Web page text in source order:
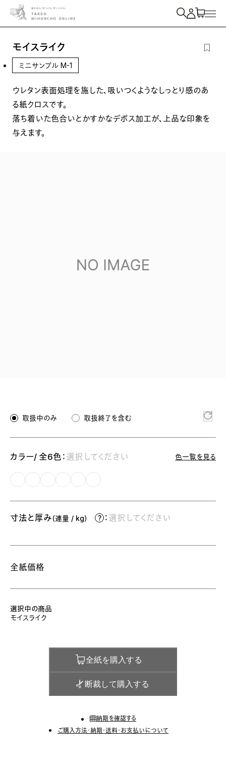
紙を検索
モイスライク
ミニサンプル M-1
ウレタン表面処理を施した、吸いつくようなしっとり感のあ
る紙クロスです。
落ち着いた色合いとかすかなデボス加工が、上品な印象を
与えます。
取扱中のみ 取扱終了を含む
カラー/ 全6色： 選択してください 色一覧を見る
寸法と厚み（連量 / kg） ： 選択してください
全紙価格
選択中の商品
モイスライク
全紙を購入する
断裁して購入する
納期を確認する
ご購入方法・納期・送料・お支払いについて